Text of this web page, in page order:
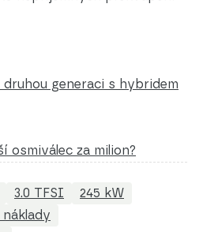
generaci s hybridem
osmiválec za milion?
3.0 TFSI
245 kW